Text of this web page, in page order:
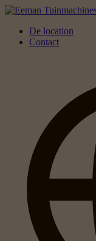
De location
Contact